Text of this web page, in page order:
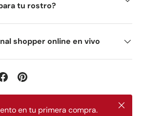
tu rostro?
shopper online en vivo
en tu primera compra.
Cerrar